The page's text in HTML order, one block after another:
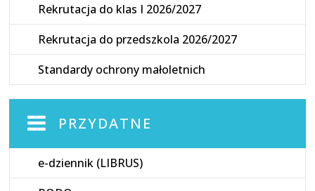
Rekrutacja do klas I 2026/2027
Rekrutacja do przedszkola 2026/2027
Standardy ochrony małoletnich
PRZYDATNE
e-dziennik (LIBRUS)